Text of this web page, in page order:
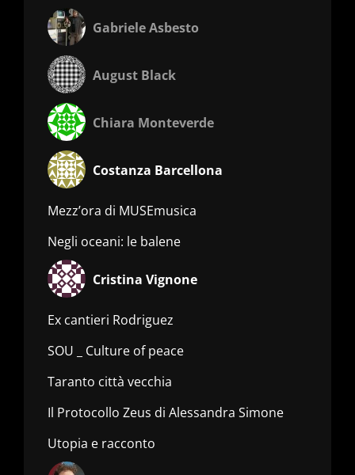
Gabriele Asbesto
August Black
Chiara Monteverde
Costanza Barcellona
Mezz’ora di MUSEmusica
Negli oceani: le balene
Cristina Vignone
Ex cantieri Rodriguez
SOU _ Culture of peace
Taranto città vecchia
Il Protocollo Zeus di Alessandra Simone
Utopia e racconto